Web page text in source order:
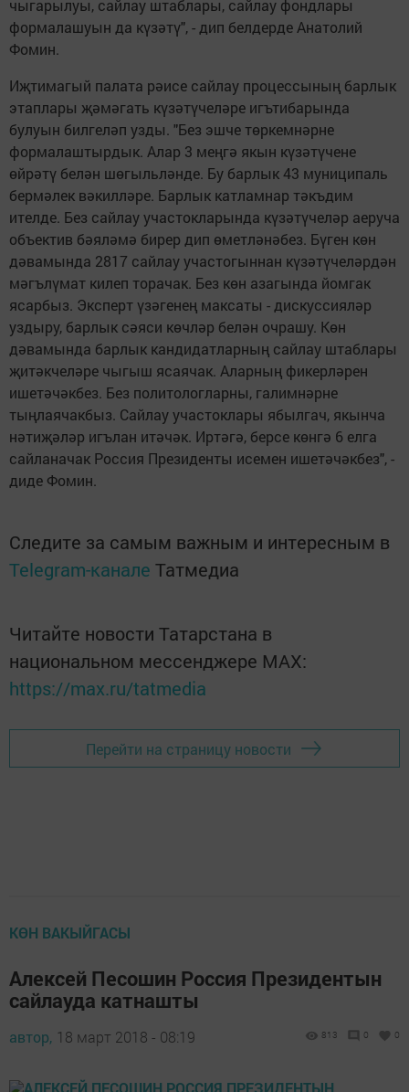
чыгарылуы, сайлау штаблары, сайлау фондлары
формалашуын да күзәтү", - дип белдерде Анатолий
Фомин.
Иҗтимагый палата рәисе сайлау процессының барлык
этаплары җәмәгать күзәтүчеләре игътибарында
булуын билгеләп узды. "Без эшче төркемнәрне
формалаштырдык. Алар 3 меңгә якын күзәтүчене
өйрәтү белән шөгыльләнде. Бу барлык 43 муниципаль
бермәлек вәкилләре. Барлык катламнар тәкъдим
ителде. Без сайлау участокларында күзәтүчеләр аеруча
объектив бәяләмә бирер дип өметләнәбез. Бүген көн
дәвамында 2817 сайлау участогыннан күзәтүчеләрдән
мәгълүмат килеп торачак. Без көн азагында йомгак
ясарбыз. Эксперт үзәгенең максаты - дискуссияләр
уздыру, барлык сәяси көчләр белән очрашу. Көн
дәвамында барлык кандидатларның сайлау штаблары
җитәкчеләре чыгыш ясаячак. Аларның фикерләрен
ишетәчәкбез. Без политологларны, галимнәрне
тыңлаячакбыз. Сайлау участоклары ябылгач, якынча
нәтиҗәләр игълан итәчәк. Иртәгә, берсе көнгә 6 елга
сайланачак Россия Президенты исемен ишетәчәкбез", -
диде Фомин.
Следите за самым важным и интересным в
Telegram-канале Татмедиа
Читайте новости Татарстана в
национальном мессенджере MАХ:
https://max.ru/tatmedia
Перейти на страницу новости
КӨН ВАКЫЙГАСЫ
Алексей Песошин Россия Президентын
сайлауда катнашты
автор, 18 март 2018 - 08:19 813 0 0